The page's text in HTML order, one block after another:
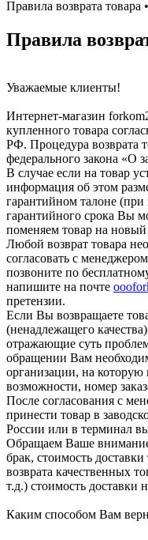
Правила возврата товара •
Правила
Уважаемые клиенты!
Интернет-магазин
купленного товара
РФ. Процедура возврата
федерального закона «О
В случае если на товар
информация об этом
гарантийном талоне
гарантийного срока Вы
поменяем товар на
Любой возврат товара
согласовать с
позвоните по
напишите на почтe
претензии.
Если Вы возвращаете
(ненадлежащего
отражающие суть
обращении Вам
организации, на которую
возможности, номер
После согласования с
принести товар в
России или в терминал
Обращаем Ваше
брак, стоимость
возврата качественных
т.д.) стоимость доставки
Каким способом Вам